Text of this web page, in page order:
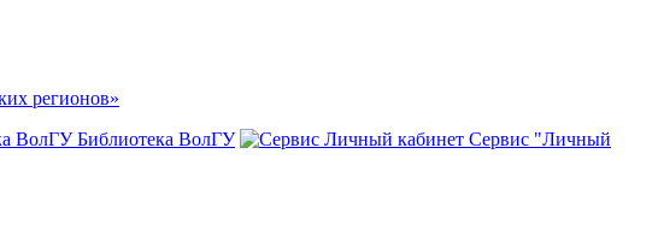
регионов»
Библиотека ВолГУ
Сервис "Личный